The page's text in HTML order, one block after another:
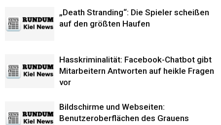
„Death Stranding“: Die Spieler scheißen
auf den größten Haufen
Hasskriminalität: Facebook-Chatbot gibt
Mitarbeitern Antworten auf heikle Fragen
vor
Bildschirme und Webseiten:
Benutzeroberflächen des Grauens